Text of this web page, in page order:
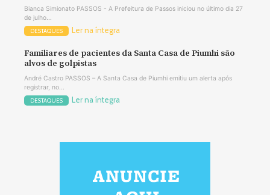
Bianca Simionato PASSOS - A Prefeitura de Passos iniciou no último dia 27
de julho...
DESTAQUES Ler na íntegra
Familiares de pacientes da Santa Casa de Piumhi são
alvos de golpistas
André Castro PASSOS – A Santa Casa de Piumhi emitiu um alerta após
registrar, no...
DESTAQUES Ler na íntegra